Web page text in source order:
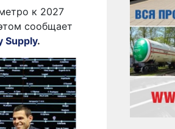
к 2027
сообщает
Supply.